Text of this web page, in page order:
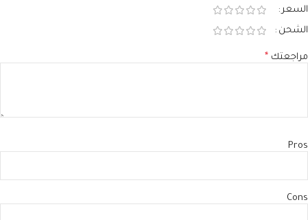
السعر
الشحن
مراجعتك *
Pros
Cons